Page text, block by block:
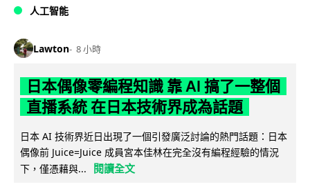
人工智能
Lawton 8 小時
日本偶像零編程知識 靠 AI 搞了一整個
直播系統 在日本技術界成為話題
日本 AI 技術界近日出現了一個引發廣泛討論的熱門話題：日本
偶像前 Juice=Juice 成員宮本佳林在完全沒有編程經驗的情況
下，僅憑藉與...
閱讀全文